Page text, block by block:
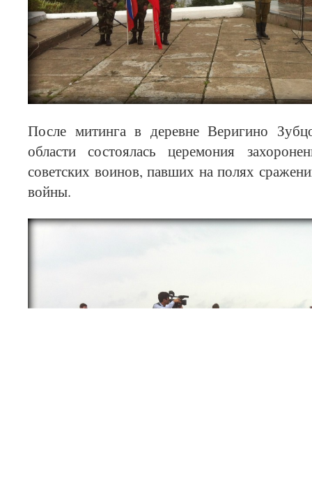
После митинга в деревне Веригино
области состоялась церемония
советских воинов, павших на полях
войны.